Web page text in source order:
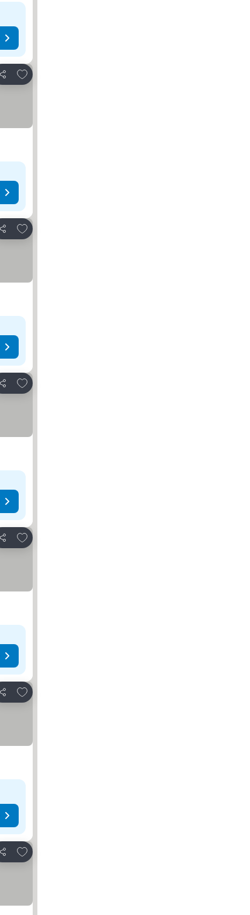
Κοινοποίηση
Προσθήκη στα αγαπημένα
Κοινοποίηση
Προσθήκη στα αγαπημένα
Κοινοποίηση
Προσθήκη στα αγαπημένα
Κοινοποίηση
Προσθήκη στα αγαπημένα
Κοινοποίηση
Προσθήκη στα αγαπημένα
Κοινοποίηση
Προσθήκη στα αγαπημένα